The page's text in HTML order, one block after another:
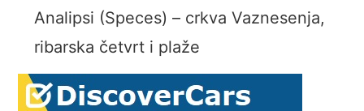
Analipsi (Speces) – crkva Vaznesenja,
ribarska četvrt i plaže